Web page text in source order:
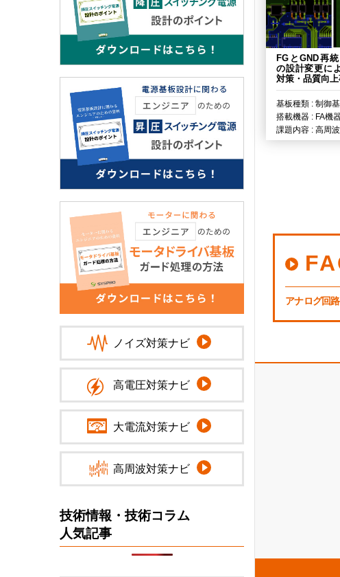
FGとGND再
の設計変更に
対策・品質向上
基板種類 : 制御
搭載機器 : FA機
課題内容 : 高周
アナログ回
ノイズ対策ナビ
高電圧対策ナビ
大電流対策ナビ
高周波対策ナビ
技術情報・技術コラム
人気記事